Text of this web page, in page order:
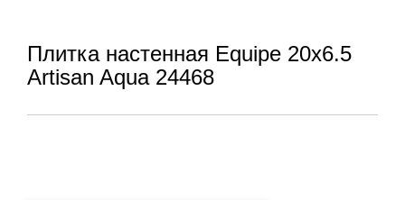
Плитка настенная Equipe 20x6.5
Artisan Aqua 24468